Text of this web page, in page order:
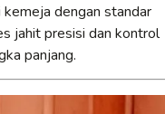
dengan standar
jahit presisi dan kontrol
panjang.